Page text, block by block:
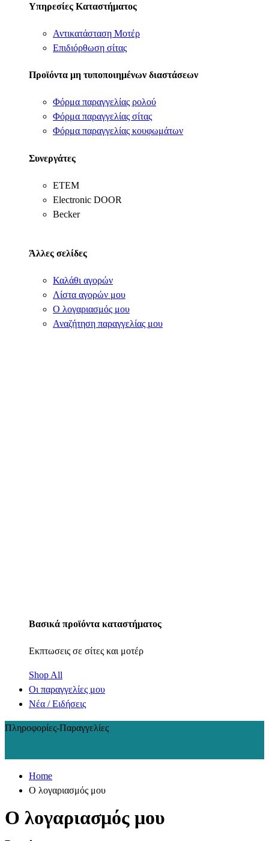
Υπηρεσίες Καταστήματος
Αντικατάσταση Μοτέρ
Επιδιόρθωση σίτας
Προϊόντα μη τυποποιημένων διαστάσεων
Φόρμα παραγγελίας ρολού
Φόρμα παραγγελίας σίτας
Φόρμα παραγγελίας κουφωμάτων
Συνεργάτες
ΕΤΕΜ
Electronic DOOR
Becker
Άλλες σελίδες
Καλάθι αγορών
Λίστα αγορών μου
Ο λογαριασμός μου
Αναζήτηση παραγγελίας μου
Βασικά προϊόντα καταστήματος
Εκπτωσεις σε σίτες και μοτέρ
Shop All
Οι παραγγελίες μου
Νέα / Ειδήσεις
Πληροφορίες-Παραγγελίες
Home
Ο λογαριασμός μου
Ο λογαριασμός μου